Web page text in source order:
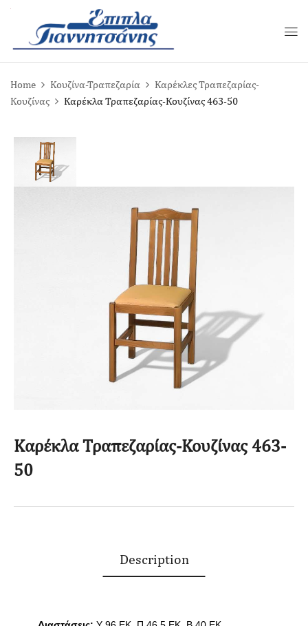
Home Κουζίνα-Τραπεζαρία
Καρέκλες Τραπεζαρίας-
Κουζίνας
Καρέκλα Τραπεζαρίας-Κουζίνας 463-50
Καρέκλα Τραπεζαρίας-Κουζίνας 463-
50
Description